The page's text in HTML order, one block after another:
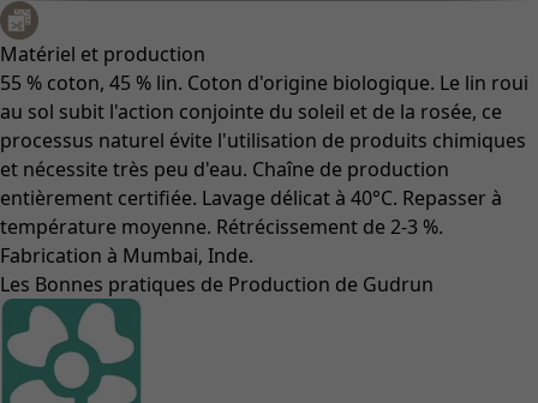
Matériel et production
55 % coton, 45 % lin. Coton d'origine biologique. Le lin roui
au sol subit l'action conjointe du soleil et de la rosée, ce
processus naturel évite l'utilisation de produits chimiques
et nécessite très peu d'eau. Chaîne de production
entièrement certifiée. Lavage délicat à 40°C. Repasser à
température moyenne. Rétrécissement de 2-3 %.
Fabrication à Mumbai, Inde.
Les Bonnes pratiques de Production de Gudrun